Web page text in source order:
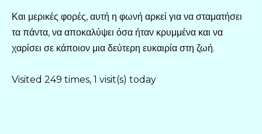
Και μερικές φορές, αυτή η φωνή αρκεί για να σταματήσει
τα πάντα, να αποκαλύψει όσα ήταν κρυμμένα και να
χαρίσει σε κάποιον μια δεύτερη ευκαιρία στη ζωή.
Visited 249 times, 1 visit(s) today